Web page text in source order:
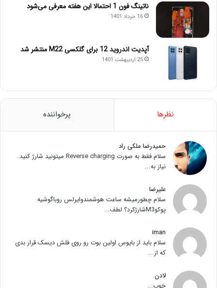
ناتینگ فون 1 احتمالا این هفته معرفی می‌شود
16 خرداد 1401
آپدیت اندروید 12 برای گلکسی M22 منتشر شد
25 اردیبهشت 1401
نظرها پرخواننده
حمیدرضا ملکی راد
سلام فقط به صورت Reverse charging میتونید شارژ کنید.
نیاز به...
علیرضا
سلام چطورمیشه ساعت هوشمندوایرلس روباگوشیه
پوکوM3شارژکرد؟ لطف...
iman
سلام باید از بایوس اولین بوت رو روی فلش دیسک قرار بدی
که از...
لادن
خوب...